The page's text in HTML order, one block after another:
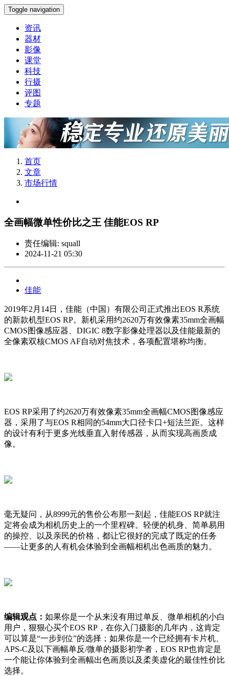
Toggle navigation
资讯
器材
影像
课堂
科技
行摄
评图
专题
首页
文章
市场行情
全画幅微单性价比之王 佳能EOS RP
责任编辑: squall
2024-11-21 05:30
佳能
2019年2月14日，佳能（中国）有限公司正式推出EOS R系统
的新款机型EOS RP。新机采用约2620万有效像素35mm全画幅
CMOS图像感应器、DIGIC 8数字影像处理器以及佳能最新的
全像素双核CMOS AF自动对焦技术，各项配置堪称均衡。
EOS RP采用了约2620万有效像素35mm全画幅CMOS图像感应
器，采用了与EOS R相同的54mm大口径卡口+短法兰距。这样
的设计有利于更多光线垂直入射传感器，从而实现高画质成
像。
毫无疑问，从8999元的售价公布那一刻起，佳能EOS RP就注
定将会成为相机历史上的一个里程碑。轻便的机身、简单易用
的操控、以及亲民的价格，都让它很好的完成了既定的任务
——让更多的人有机会体验到全画幅相机出色画质的魅力。
编辑观点： 如果你是一个从来没有用过单反、微单相机的小白
用户，狠狠心买个EOS RP，在你入门摄影的几年内，这肯定
可以算是“一步到位”的选择；如果你是一个已经拥有卡片机、
APS-C及以下画幅单反/微单的摄影初学者，EOS RP也肯定是
一个能让你体验到全画幅出色画质以及柔美虚化的最佳性价比
选择。